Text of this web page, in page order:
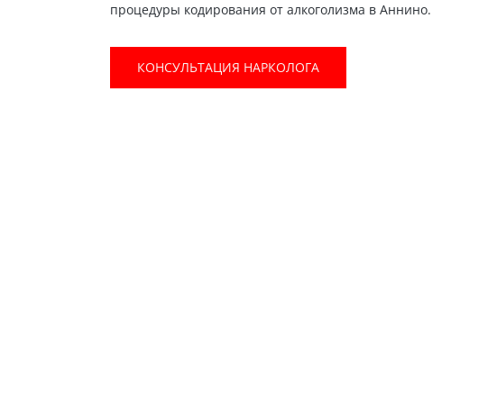
процедуры кодирования от алкоголизма в Аннино.
КОНСУЛЬТАЦИЯ НАРКОЛОГА